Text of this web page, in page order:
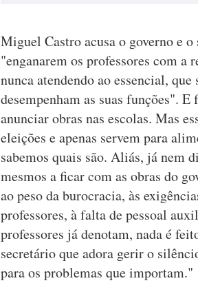
Miguel Castro acusa o governo e
"enganarem os professores com a
nunca atendendo ao essencial,
desempenham as suas funções".
anunciar obras nas escolas. Mas
eleições e apenas servem para
sabemos quais são. Aliás, já nem
mesmos a ficar com as obras do
ao peso da burocracia, às
professores, à falta de pessoal
professores já denotam, nada é
secretário que adora gerir o
para os problemas que importam."